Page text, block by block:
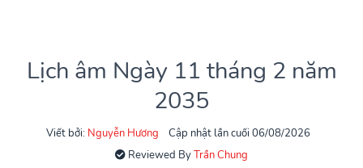
Lịch âm Ngày 11 tháng 2 năm
2035
Viết bởi: Nguyễn Hương
Cập nhật lần cuối 06/08/2026
Reviewed ByTrần Chung